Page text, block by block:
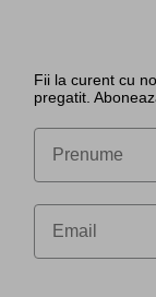
Fii la curent cu
pregatit.